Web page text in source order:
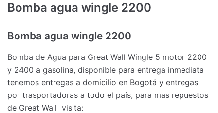
Bomba agua wingle 2200
Bomba agua wingle 2200
Bomba de Agua para Great Wall Wingle 5 motor 2200
y 2400 a gasolina, disponible para entrega inmediata
tenemos entregas a domicilio en Bogotá y entregas
por trasportadoras a todo el país, para mas repuestos
de Great Wall visita: